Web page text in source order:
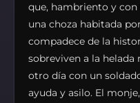
que, hambriento y
una choza habitada
compadece de la
sobreviven a la helada
otro día con un
ayuda y asilo. El